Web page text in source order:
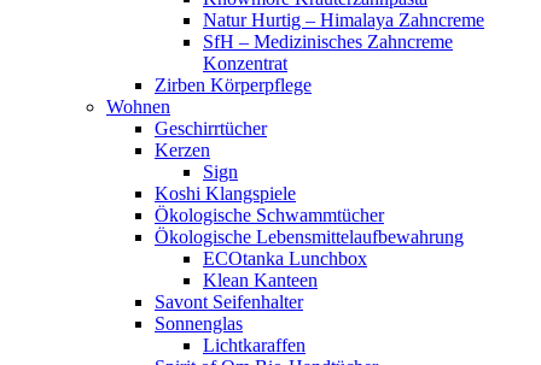
Natur Hurtig – Himalaya Zahncreme
SfH – Medizinisches Zahncreme
Konzentrat
Zirben Körperpflege
Wohnen
Geschirrtücher
Kerzen
Sign
Koshi Klangspiele
Ökologische Schwammtücher
Ökologische Lebensmittelaufbewahrung
ECOtanka Lunchbox
Klean Kanteen
Savont Seifenhalter
Sonnenglas
Lichtkaraffen